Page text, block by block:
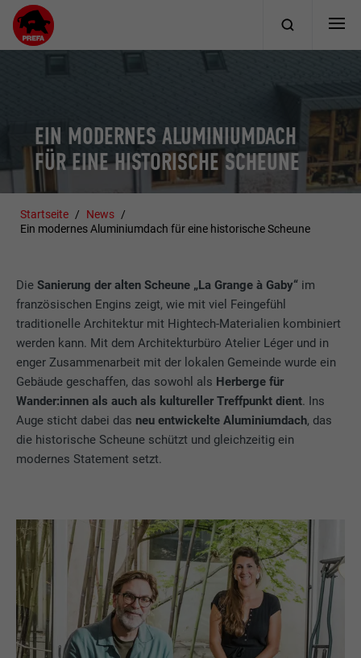
EIN MODERNES ALUMINIUMDACH
FÜR EINE HISTORISCHE SCHEUNE
Startseite
News
Ein modernes Aluminiumdach für eine historische Scheune
DieSanierung der alten Scheune „La Grange à Gaby“ im
französischen Engins zeigt, wie mit viel Feingefühl
traditionelle Architektur mit Hightech-Materialien kombiniert
werden kann. Mit dem Architekturbüro Atelier Léger und in
enger Zusammenarbeit mit der lokalen Gemeinde wurde ein
Gebäude geschaffen, das sowohl als Herberge für
Wander:innen als auch als kultureller Treffpunkt dient. Ins
Auge sticht dabei das neu entwickelte Aluminiumdach, das
die historische Scheune schützt und gleichzeitig ein
modernes Statement setzt.